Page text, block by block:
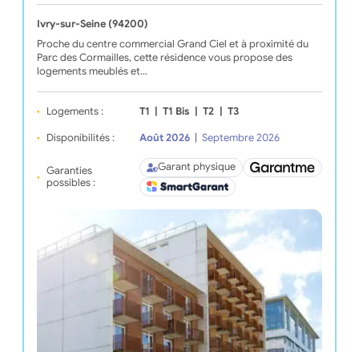
Ivry-sur-Seine (94200)
Proche du centre commercial Grand Ciel et à proximité du
Parc des Cormailles, cette résidence vous propose des
logements meublés et…
Logements : T1 T1 Bis T2 T3
Disponibilités : Août 2026 Septembre 2026
Garanties
possibles :
Garant physique